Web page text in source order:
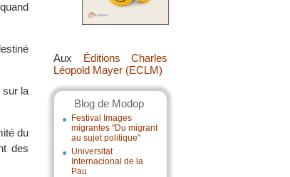
Aux Éditions Charles
Léopold Mayer (ECLM)
Blog de Modop
Festival Images
migrantes "Du migrant
au sujet politique"
Universitat
Internacional de la
Pau
sur la
du
des